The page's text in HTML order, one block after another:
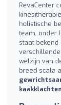
RevaCenter
holistische
team, onder
staat bekend
welzijn van
breed scala
kaakklachten